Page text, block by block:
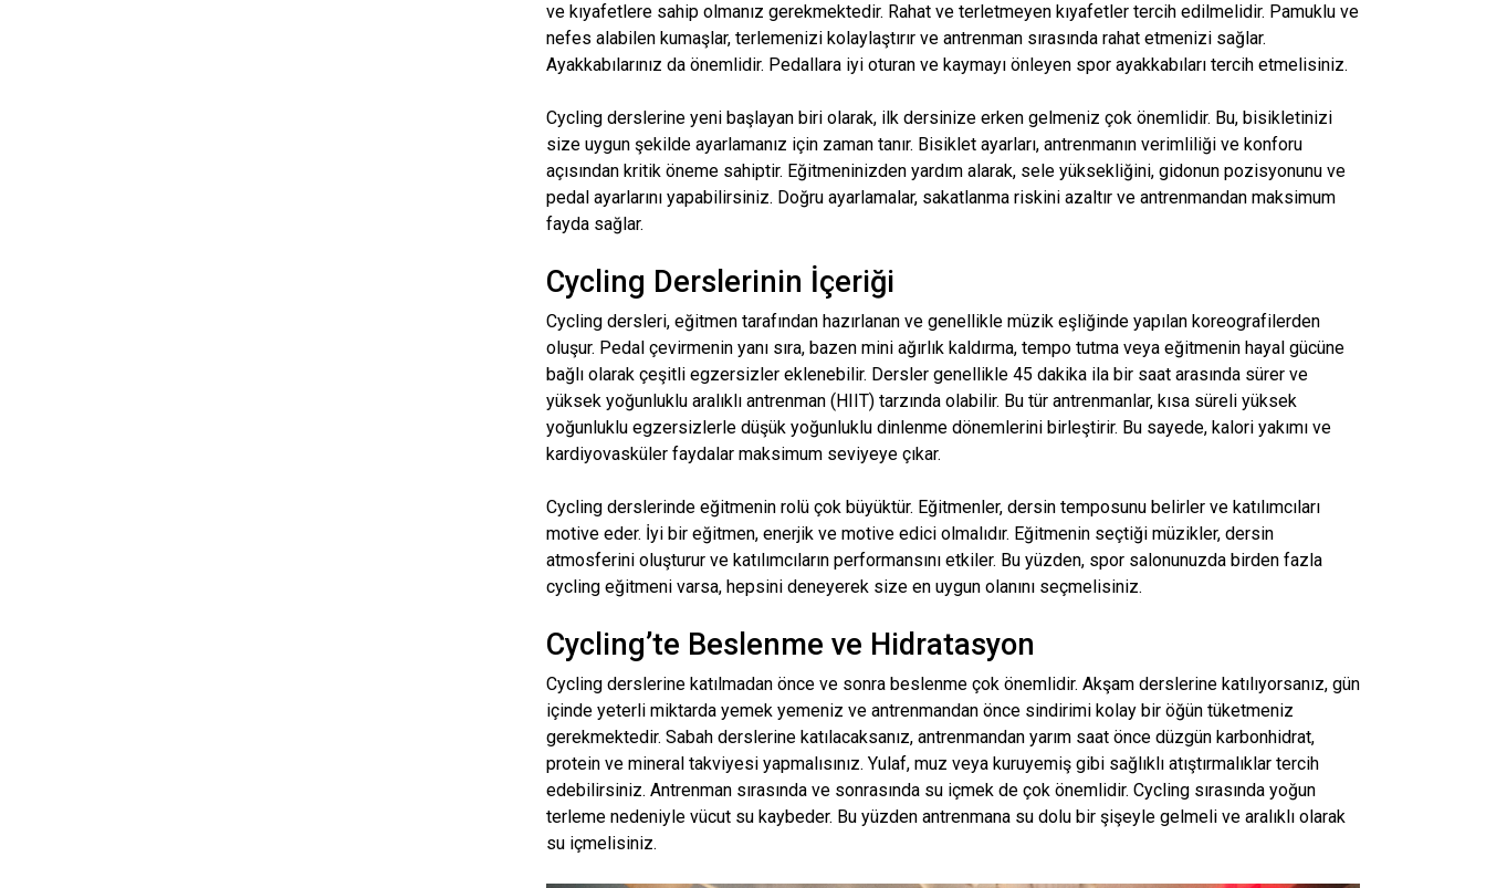
ve kıyafetlere sahip olmanız gerekmektedir. Rahat ve terletmeyen kıyafetler tercih edilmelidir. Pamuklu ve
nefes alabilen kumaşlar, terlemenizi kolaylaştırır ve antrenman sırasında rahat etmenizi sağlar.
Ayakkabılarınız da önemlidir. Pedallara iyi oturan ve kaymayı önleyen spor ayakkabıları tercih etmelisiniz.
Cycling derslerine yeni başlayan biri olarak, ilk dersinize erken gelmeniz çok önemlidir. Bu, bisikletinizi
size uygun şekilde ayarlamanız için zaman tanır. Bisiklet ayarları, antrenmanın verimliliği ve konforu
açısından kritik öneme sahiptir. Eğitmeninizden yardım alarak, sele yüksekliğini, gidonun pozisyonunu ve
pedal ayarlarını yapabilirsiniz. Doğru ayarlamalar, sakatlanma riskini azaltır ve antrenmandan maksimum
fayda sağlar.
Cycling Derslerinin İçeriği
Cycling dersleri, eğitmen tarafından hazırlanan ve genellikle müzik eşliğinde yapılan koreografilerden
oluşur. Pedal çevirmenin yanı sıra, bazen mini ağırlık kaldırma, tempo tutma veya eğitmenin hayal gücüne
bağlı olarak çeşitli egzersizler eklenebilir. Dersler genellikle 45 dakika ila bir saat arasında sürer ve
yüksek yoğunluklu aralıklı antrenman (HIIT) tarzında olabilir. Bu tür antrenmanlar, kısa süreli yüksek
yoğunluklu egzersizlerle düşük yoğunluklu dinlenme dönemlerini birleştirir. Bu sayede, kalori yakımı ve
kardiyovasküler faydalar maksimum seviyeye çıkar.
Cycling derslerinde eğitmenin rolü çok büyüktür. Eğitmenler, dersin temposunu belirler ve katılımcıları
motive eder. İyi bir eğitmen, enerjik ve motive edici olmalıdır. Eğitmenin seçtiği müzikler, dersin
atmosferini oluşturur ve katılımcıların performansını etkiler. Bu yüzden, spor salonunuzda birden fazla
cycling eğitmeni varsa, hepsini deneyerek size en uygun olanını seçmelisiniz.
Cycling’te Beslenme ve Hidratasyon
Cycling derslerine katılmadan önce ve sonra beslenme çok önemlidir. Akşam derslerine katılıyorsanız, gün
içinde yeterli miktarda yemek yemeniz ve antrenmandan önce sindirimi kolay bir öğün tüketmeniz
gerekmektedir. Sabah derslerine katılacaksanız, antrenmandan yarım saat önce düzgün karbonhidrat,
protein ve mineral takviyesi yapmalısınız. Yulaf, muz veya kuruyemiş gibi sağlıklı atıştırmalıklar tercih
edebilirsiniz. Antrenman sırasında ve sonrasında su içmek de çok önemlidir. Cycling sırasında yoğun
terleme nedeniyle vücut su kaybeder. Bu yüzden antrenmana su dolu bir şişeyle gelmeli ve aralıklı olarak
su içmelisiniz.